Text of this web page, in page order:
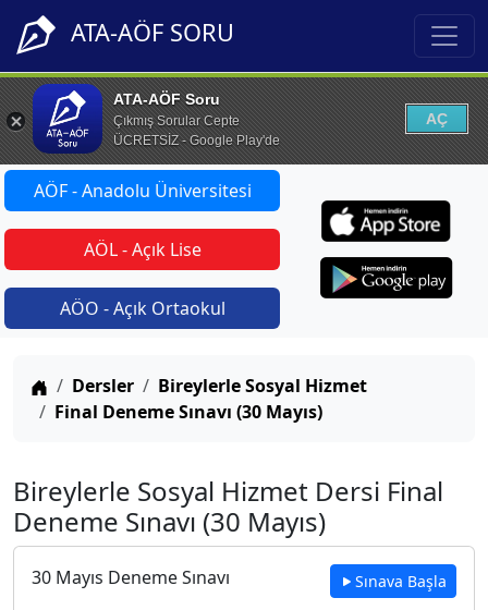
ATA-AÖF SORU
ATA-AÖF Soru
Çıkmış Sorular Cepte
ÜCRETSİZ - Google Play'de
AÇ
AÖF - Anadolu Üniversitesi
AÖL - Açık Lise
AÖO - Açık Ortaokul
Anasayfa
Dersler
Bireylerle Sosyal Hizmet
Final Deneme Sınavı (30 Mayıs)
Bireylerle Sosyal Hizmet Dersi Final
Deneme Sınavı (30 Mayıs)
30 Mayıs Deneme Sınavı Sınava Başla